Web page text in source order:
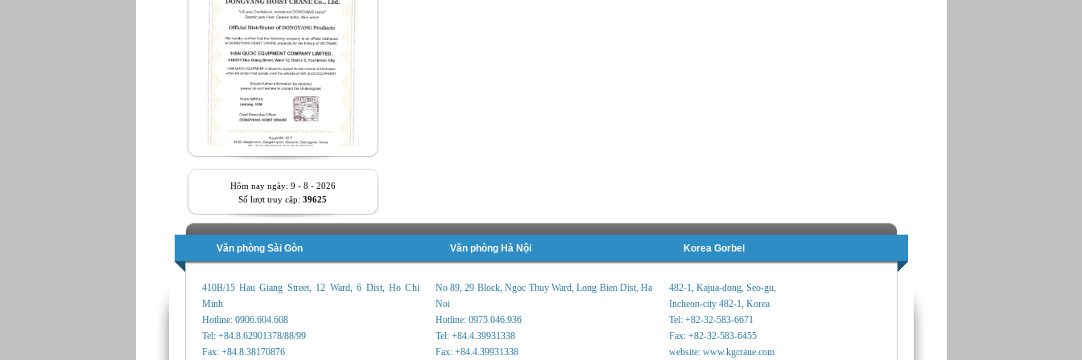
Hôm nay ngày: 9 - 8 - 2026
Số lượt truy cập: 39625
Văn phòng Sài Gòn Văn phòng Hà Nội Korea Gorbel
410B/15 Hau Giang Street, 12 Ward, 6 Dist, Ho Chi
Minh
Hotline: 0906.604.608
Tel: +84.8.62901378/88/99
Fax: +84.8.38170876
No 89, 29 Block, Ngoc Thuy Ward, Long Bien Dist, Ha
Noi
Hotline: 0975.046.936
Tel: +84.4.39931338
Fax: +84.4.39931338
482-1, Kajua-dong, Seo-gu,
Incheon-city 482-1, Korea
Tel: +82-32-583-6671
Fax: +82-32-583-6455
website: www.kgcrane.com